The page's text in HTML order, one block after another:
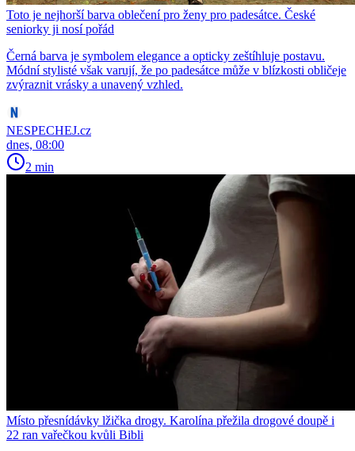
Toto je nejhorší barva oblečení pro ženy pro padesátce. České
seniorky ji nosí pořád
Černá barva je symbolem elegance a opticky zeštíhluje postavu.
Módní stylisté však varují, že po padesátce může v blízkosti obličeje
zvýraznit vrásky a unavený vzhled.
NESPECHEJ.cz
dnes, 08:00
2 min
Místo přesnídávky lžička drogy. Karolína přežila drogové doupě i
22 ran vařečkou kvůli Bibli